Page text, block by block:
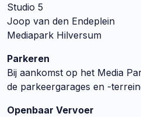
Studio 5
Joop van den Endeplein
Mediapark Hilversum
Parkeren
Bij aankomst op het Media
de parkeergarages en -
Openbaar Vervoer